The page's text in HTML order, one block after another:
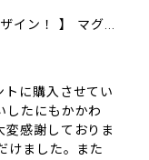
【 コーギー 2023新デザイン！ 】 マグカップ お家用 プレゼント 犬 うちの子 犬グッズ ギフト
に購入させてい
したにもかかわ
感謝しておりま
けました。また